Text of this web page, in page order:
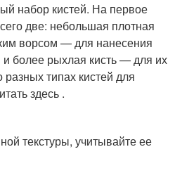
набор кистей. На первое
две: небольшая плотная
ворсом — для нанесения
и более рыхлая кисть — для их
типах кистей для
здесь .
текстуры, учитывайте ее